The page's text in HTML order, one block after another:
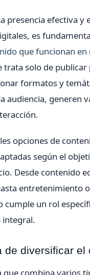
presencia efectiva y
es
que funcionan en
trata solo de publicar
formatos y
audiencia, generen
opciones de
según el
Desde contenido
entretenimiento
cumple un rol
integral.
de diversificar el
que combina varios